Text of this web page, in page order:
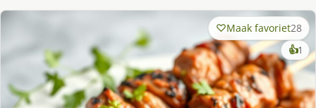
Maak favoriet28
👍1